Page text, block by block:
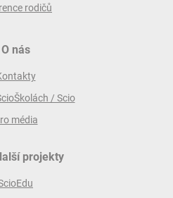
rodičů
O nás
/ Scio
média
projekty